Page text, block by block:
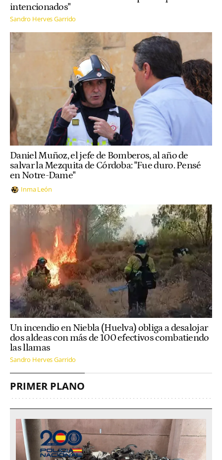
intencionados"
Sandro Herves Garrido
Daniel Muñoz, el jefe de Bomberos, al año de
salvar la Mezquita de Córdoba: "Fue duro. Pensé
en Notre-Dame"
Inma León
Un incendio en Niebla (Huelva) obliga a desalojar
dos aldeas con más de 100 efectivos combatiendo
las llamas
Sandro Herves Garrido
PRIMER PLANO